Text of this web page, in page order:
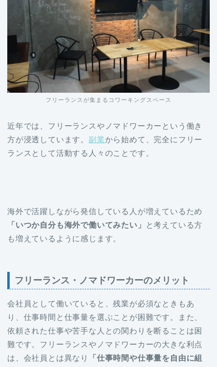
フリーランスが集まるコワーキングスペース
近年では、フリーランスやノマドワーカーという働き
方が浸透しています。 副業から始めて、完全にフリー
ランスとして活動する人々のことです。
海外で活躍しながら発信している人が増えているため
「いつか自分も海外で働いてみたい」
と考えている方
も増えているように感じます。
フリーランス・ノマドワーカーのメリット
会社員として働いていると、残業が必須なときもあ
り、仕事時間と仕事量を選ぶことが困難です。また、
依頼された仕事や苦手な人との関わりを断ることは困
難です。フリーランスやノマドワーカーの大きな利点
は、会社員とは異なり
「仕事時間や仕事量を自由に組